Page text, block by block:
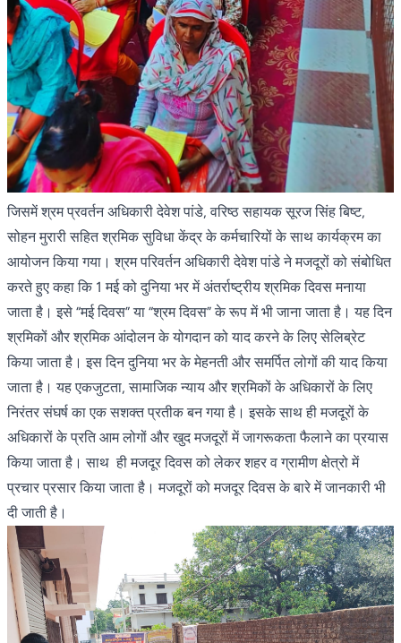
जिसमें श्रम प्रवर्तन अधिकारी देवेश पांडे, वरिष्ठ सहायक सूरज सिंह बिष्ट,
सोहन मुरारी सहित श्रमिक सुविधा केंद्र के कर्मचारियों के साथ कार्यक्रम का
आयोजन किया गया। श्रम परिवर्तन अधिकारी देवेश पांडे ने मजदूरों को संबोधित
करते हुए कहा कि 1 मई को दुनिया भर में अंतर्राष्ट्रीय श्रमिक दिवस मनाया
जाता है। इसे “मई दिवस” या “श्रम दिवस” के रूप में भी जाना जाता है। यह दिन
श्रमिकों और श्रमिक आंदोलन के योगदान को याद करने के लिए सेलिब्रेट
किया जाता है। इस दिन दुनिया भर के मेहनती और समर्पित लोगों की याद किया
जाता है। यह एकजुटता, सामाजिक न्याय और श्रमिकों के अधिकारों के लिए
निरंतर संघर्ष का एक सशक्त प्रतीक बन गया है। इसके साथ ही मजदूरों के
अधिकारों के प्रति आम लोगों और खुद मजदूरों में जागरूकता फैलाने का प्रयास
किया जाता है। साथ ही मजदूर दिवस को लेकर शहर व ग्रामीण क्षेत्रो में
प्रचार प्रसार किया जाता है। मजदूरों को मजदूर दिवस के बारे में जानकारी भी
दी जाती है।